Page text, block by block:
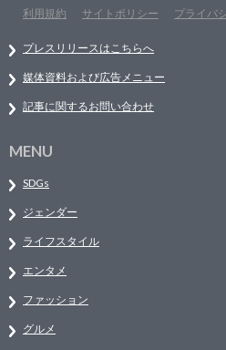
利用規約
サイトポリシー プライバ
プレスリリースはこちらへ
媒体資料および広告メニュー
記事に関するお問い合わせ
MENU
SDGs
ジェンダー
ライフスタイル
エンタメ
ファッション
グルメ